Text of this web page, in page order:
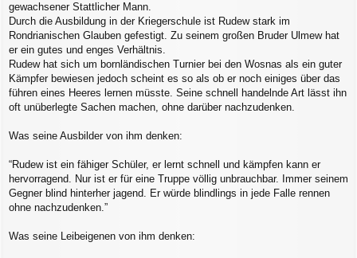
gewachsener Stattlicher Mann.
Durch die Ausbildung in der Kriegerschule ist Rudew stark im
Rondrianischen Glauben gefestigt. Zu seinem großen Bruder Ulmew hat
er ein gutes und enges Verhältnis.
Rudew hat sich um bornländischen Turnier bei den Wosnas als ein guter
Kämpfer bewiesen jedoch scheint es so als ob er noch einiges über das
führen eines Heeres lernen müsste. Seine schnell handelnde Art lässt ihn
oft unüberlegte Sachen machen, ohne darüber nachzudenken.
Was seine Ausbilder von ihm denken:
“Rudew ist ein fähiger Schüler, er lernt schnell und kämpfen kann er
hervorragend. Nur ist er für eine Truppe völlig unbrauchbar. Immer seinem
Gegner blind hinterher jagend. Er würde blindlings in jede Falle rennen
ohne nachzudenken.”
Was seine Leibeigenen von ihm denken: